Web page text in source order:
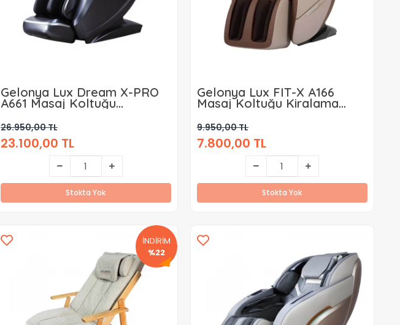
Gelonya Lux Dream X-PRO
A661 Masaj Koltuğu
Kiralama ( Aylık )
26.950,00 TL
23.100,00 TL
Stokta Yok
Gelonya Lux FIT-X A166
Masaj Koltuğu Kiralama
(Aylık)
9.950,00 TL
7.800,00 TL
Stokta Yok
İNDİRİM
%22